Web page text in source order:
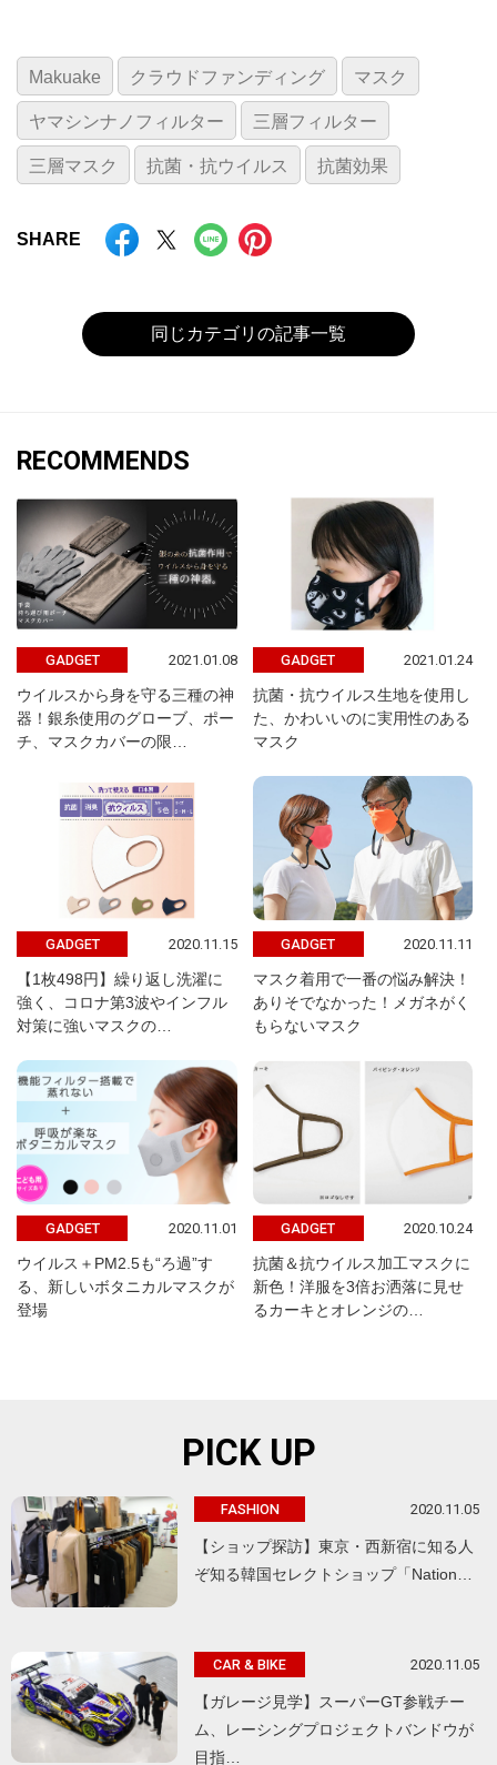
Makuake クラウドファンディング マスク
ヤマシンナノフィルター 三層フィルター
三層マスク 抗菌・抗ウイルス 抗菌効果
SHARE
同じカテゴリの記事一覧
RECOMMENDS
GADGET 2021.01.08
ウイルスから身を守る三種の神
器！銀糸使用のグローブ、ポー
チ、マスクカバーの限…
GADGET 2021.01.24
抗菌・抗ウイルス生地を使用し
た、かわいいのに実用性のある
マスク
GADGET 2020.11.15
【1枚498円】繰り返し洗濯に
強く、コロナ第3波やインフル
対策に強いマスクの…
GADGET 2020.11.11
マスク着用で一番の悩み解決！
ありそでなかった！メガネがく
もらないマスク
GADGET 2020.11.01
ウイルス＋PM2.5も“ろ過”す
る、新しいボタニカルマスクが
登場
GADGET 2020.10.24
抗菌＆抗ウイルス加工マスクに
新色！洋服を3倍お洒落に見せ
るカーキとオレンジの…
PICK UP
FASHION 2020.11.05
【ショップ探訪】東京・西新宿に知る人
ぞ知る韓国セレクトショップ「Nation…
CAR & BIKE 2020.11.05
【ガレージ見学】スーパーGT参戦チー
ム、レーシングプロジェクトバンドウが
目指…